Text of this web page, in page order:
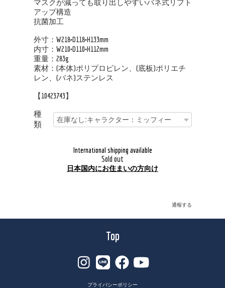
マスクが減っても取り出しやすいバネ式リフト
アップ構造
抗菌加工
外寸：W218×D118×H133mm
内寸：W210×D110×H112mm
重量：283g
素材：(本体)ポリプロピレン、(底板)ポリエチ
レン、(バネ)ステンレス
【10423743】
種
類
International shipping available
Sold out
日本国内にお住まいの方向け
通報する
Top
プライバシーポリシー